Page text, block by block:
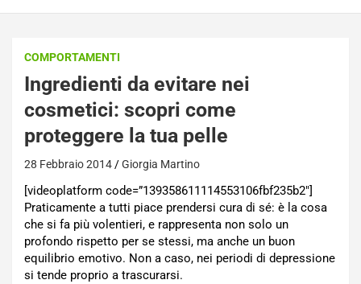
COMPORTAMENTI
Ingredienti da evitare nei
cosmetici: scopri come
proteggere la tua pelle
28 Febbraio 2014 Giorgia Martino
[videoplatform code=”139358611114553106fbf235b2″]
Praticamente a tutti piace prendersi cura di sé: è la cosa
che si fa più volentieri, e rappresenta non solo un
profondo rispetto per se stessi, ma anche un buon
equilibrio emotivo. Non a caso, nei periodi di depressione
si tende proprio a trascurarsi.